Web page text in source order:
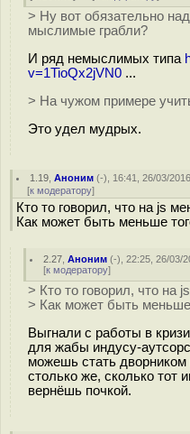
> Ну вот обязательно
мыслимые грабли?
И ряд немыслимых типа
v=1TioQx2jVN0 ...
> На чужом примере
Это удел мудрых.
1.19 ,Аноним (-), 16:41, 26/03/
[к модератору]
Кто то говорил, что на js
Как может быть меньше
2.27 ,Аноним (-), 22:25, 26/03/
[к модератору]
> Кто то говорил, что на
> Как может быть меньше
Выгнали с работы в
для жабы индусу-
можешь стать
столько же, сколько тот
вернёшь почкой.